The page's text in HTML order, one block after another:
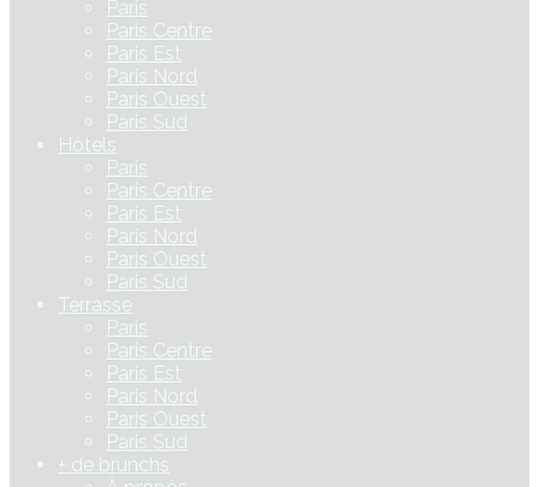
Paris
Paris Centre
Paris Est
Paris Nord
Paris Ouest
Paris Sud
Hôtels
Paris
Paris Centre
Paris Est
Paris Nord
Paris Ouest
Paris Sud
Terrasse
Paris
Paris Centre
Paris Est
Paris Nord
Paris Ouest
Paris Sud
+ de brunchs